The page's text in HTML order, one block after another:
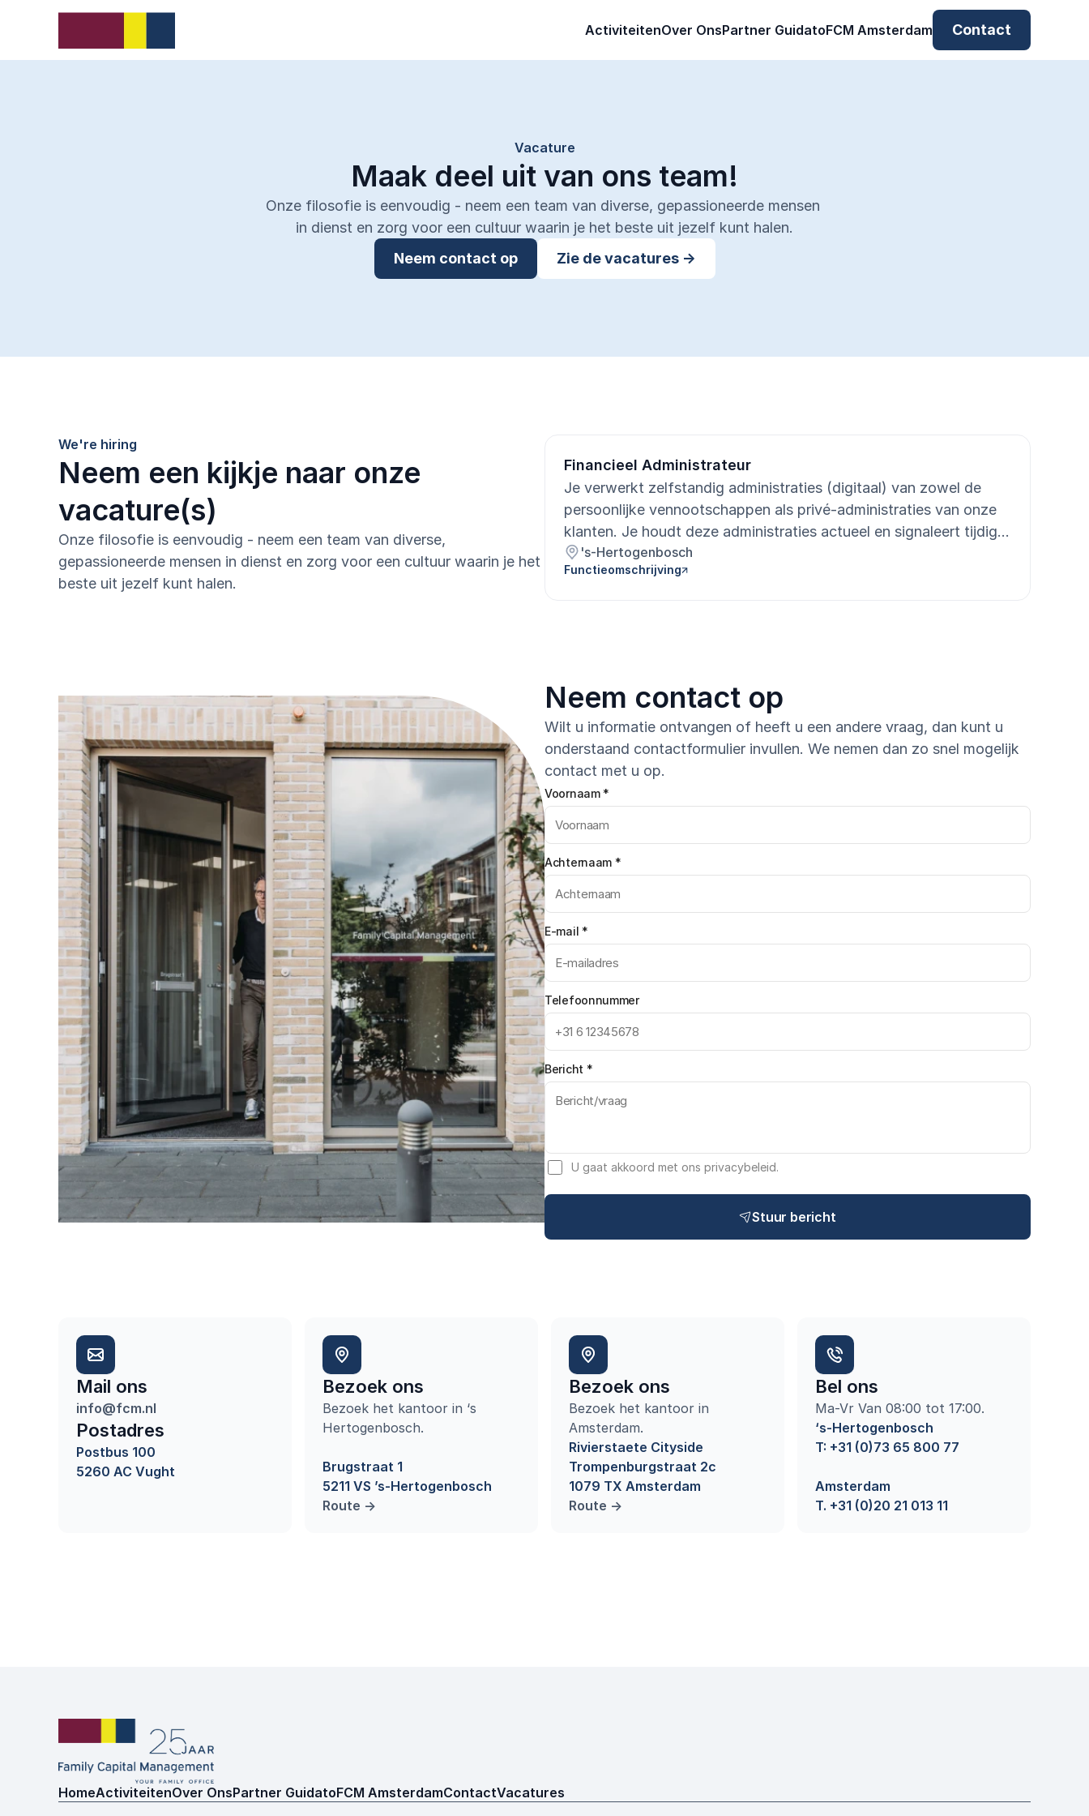
ActiviteitenOver OnsPartner GuidatoFCM Amsterdam
Contact
Vacature
Maak deel uit van ons team!
Onze filosofie is eenvoudig - neem een team van diverse, gepassioneerde mensen
in dienst en zorg voor een cultuur waarin je het beste uit jezelf kunt halen.
Neem contact op
Zie de vacatures ->
We're hiring
Neem een kijkje naar onze
vacature(s)
Onze filosofie is eenvoudig - neem een team van diverse,
gepassioneerde mensen in dienst en zorg voor een cultuur waarin je het
beste uit jezelf kunt halen.
Je verwerkt zelfstandig administraties (digitaal) van zowel de
persoonlijke vennootschappen als privé-administraties van onze
klanten. Je houdt deze administraties actueel en signaleert tijdig
eventuele onjuistheden of ontbrekende gegevens. Ook ben je
verantwoordelijk voor debiteuren- en crediteurenbeheer.
's-Hertogenbosch
Functieomschrijving
Neem contact op
Wilt u informatie ontvangen of heeft u een andere vraag, dan kunt u
onderstaand contactformulier invullen. We nemen dan zo snel mogelijk
contact met u op.
Voornaam*
Achternaam *
E-mail *
Telefoonnummer
Bericht *
U gaat akkoord met ons privacybeleid.
Stuur bericht
Mail ons
info@fcm.nl
Postadres
Postbus 100
5260 AC Vught
Bezoek ons
Bezoek het kantoor in ‘s
Hertogenbosch.
Brugstraat 1
5211 VS ’s-Hertogenbosch
Route ->
Bezoek ons
Bezoek het kantoor in
Amsterdam.
Rivierstaete Cityside
Trompenburgstraat 2c
1079 TX Amsterdam
Route ->
Bel ons
Ma-Vr Van 08:00 tot 17:00.
‘s-Hertogenbosch
T: +31 (0)73 65 800 77
Amsterdam
T. +31 (0)20 21 013 11
HomeActiviteitenOver OnsPartner GuidatoFCM AmsterdamContactVacatures